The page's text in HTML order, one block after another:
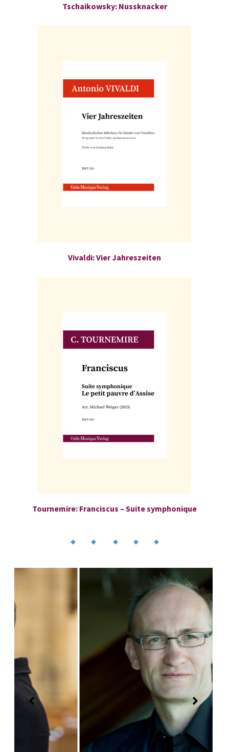
Tschaikowsky: Nussknacker
Vivaldi: Vier Jahreszeiten
Tournemire: Franciscus – Suite symphonique
◆ ◆ ◆ ◆ ◆